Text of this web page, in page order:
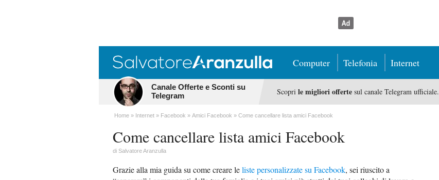
Computer Telefonia Internet
Canale Offerte e Sconti su
Telegram
Scopri le migliori offertesul canale Telegram ufficiale.
Home Internet Facebook Amici Facebook Come cancellare lista amici Facebook
Come cancellare lista amici Facebook
di Salvatore Aranzulla
Grazie alla mia guida su come creare leliste personalizzate su Facebook, sei riuscito a